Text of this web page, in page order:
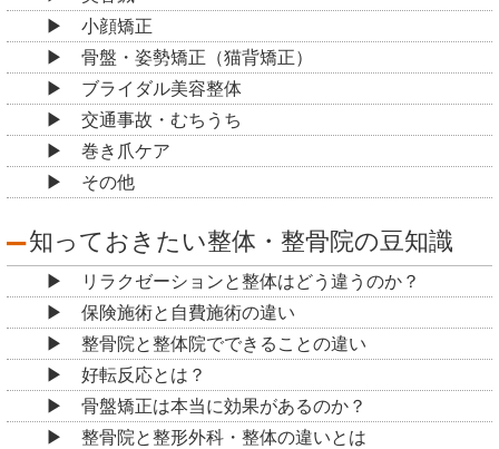
小顔矯正
骨盤・姿勢矯正（猫背矯正）
ブライダル美容整体
交通事故・むちうち
巻き爪ケア
その他
知っておきたい整体・整骨院の豆知識
リラクゼーションと整体はどう違うのか？
保険施術と自費施術の違い
整骨院と整体院でできることの違い
好転反応とは？
骨盤矯正は本当に効果があるのか？
整骨院と整形外科・整体の違いとは